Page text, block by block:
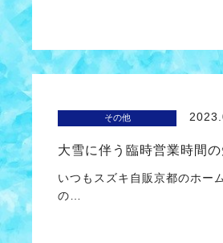
その他
大雪に伴う臨時営業時間
いつもスズキ自販京都のホー
の…